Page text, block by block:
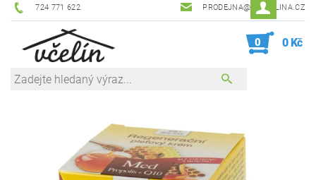
724 771 622 PRODEJNA@ZEVCELINA.CZ
0 0 Kč